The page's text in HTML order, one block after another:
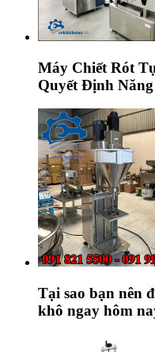
Máy Chiết Rót
Quyết Định
Tại sao bạn nên
khô ngay hôm